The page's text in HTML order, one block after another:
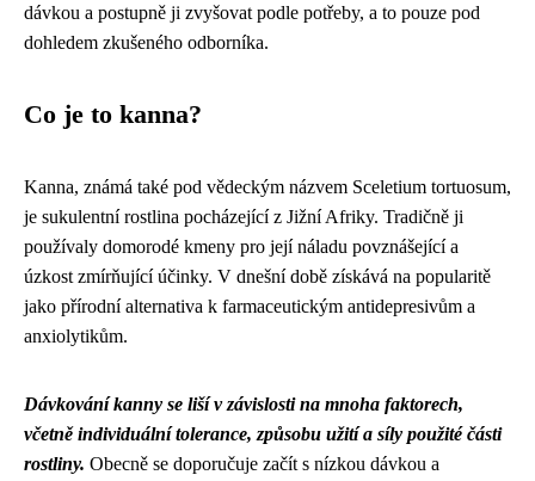
dávkou a postupně ji zvyšovat podle potřeby, a to pouze pod
dohledem zkušeného odborníka.
Co je to kanna?
Kanna, známá také pod vědeckým názvem Sceletium tortuosum,
je sukulentní rostlina pocházející z Jižní Afriky. Tradičně ji
používaly domorodé kmeny pro její náladu povznášející a
úzkost zmírňující účinky. V dnešní době získává na popularitě
jako přírodní alternativa k farmaceutickým antidepresivům a
anxiolytikům.
Dávkování kanny se liší v závislosti na mnoha faktorech,
včetně individuální tolerance, způsobu užití a síly použité části
rostliny. Obecně se doporučuje začít s nízkou dávkou a